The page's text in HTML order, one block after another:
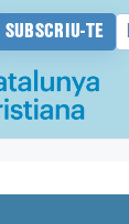
SUBSCRIU-TE